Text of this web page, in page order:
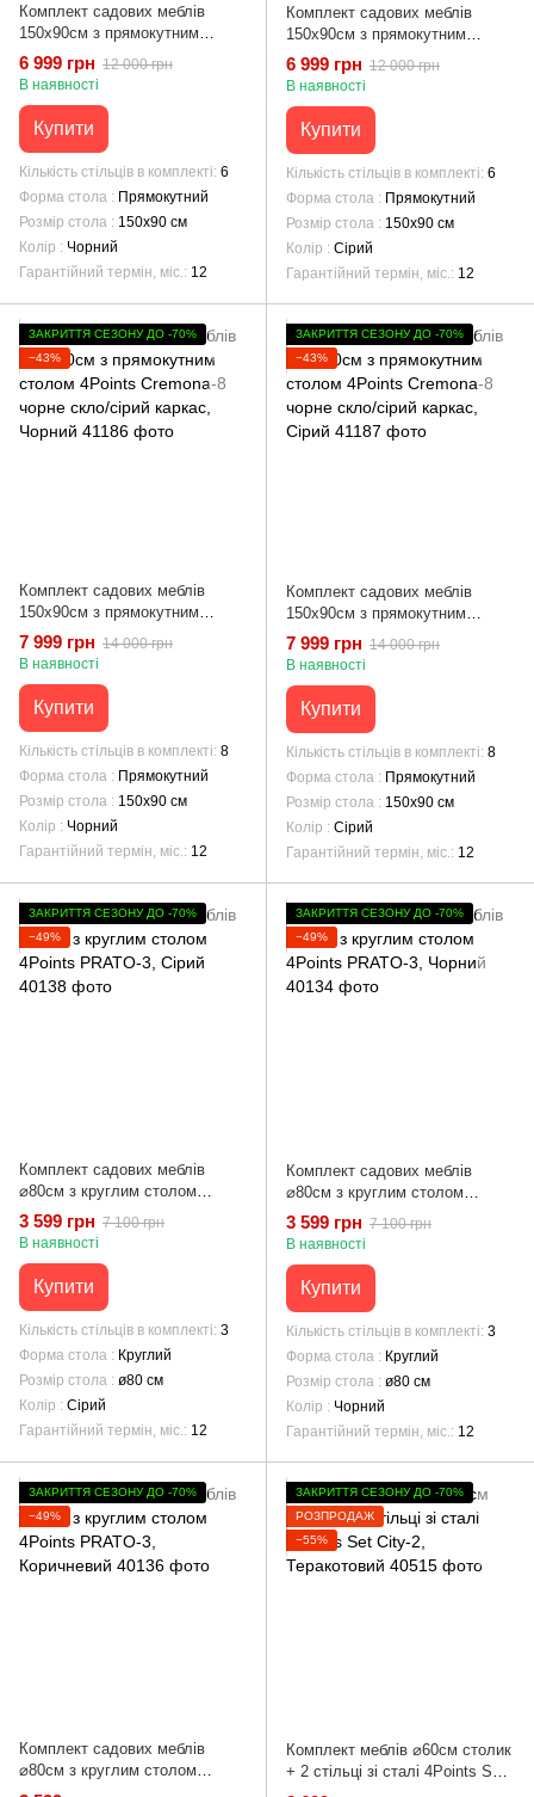
Комплект садових меблів
150х90см з прямокутним
столом 4Points Cremona-6
чорне скло/сірий каркас,
6 999 грн 12 000 грн
В наявності
Купити
Кількість стільців в комплекті 6
Форма стола
Прямокутний
Розмір стола
150х90 см
Колір
Чорний
Гарантійний термін, міс. 12
Комплект садових меблів
150х90см з прямокутним
столом 4Points Cremona-6
чорне скло/сірий каркас, Сірий
6 999 грн 12 000 грн
В наявності
Купити
Кількість стільців в комплекті 6
Форма стола
Прямокутний
Розмір стола
150х90 см
Колір
Сірий
Гарантійний термін, міс. 12
ЗАКРИТТЯ СЕЗОНУ ДО -70%
−43%
Комплект садових меблів
150х90см з прямокутним
столом 4Points Cremona-8
чорне скло/сірий каркас,
7 999 грн 14 000 грн
В наявності
Купити
Кількість стільців в комплекті 8
Форма стола
Прямокутний
Розмір стола
150х90 см
Колір
Чорний
Гарантійний термін, міс. 12
ЗАКРИТТЯ СЕЗОНУ ДО -70%
−43%
Комплект садових меблів
150х90см з прямокутним
столом 4Points Cremona-8
чорне скло/сірий каркас, Сірий
7 999 грн 14 000 грн
В наявності
Купити
Кількість стільців в комплекті 8
Форма стола
Прямокутний
Розмір стола
150х90 см
Колір
Сірий
Гарантійний термін, міс. 12
ЗАКРИТТЯ СЕЗОНУ ДО -70%
−49%
Комплект садових меблів
⌀80см з круглим столом
4Points PRATO-3, Сірий
3 599 грн 7 100 грн
В наявності
Купити
Кількість стільців в комплекті 3
Форма стола
Круглий
Розмір стола
ø80 см
Колір
Сірий
Гарантійний термін, міс. 12
ЗАКРИТТЯ СЕЗОНУ ДО -70%
−49%
Комплект садових меблів
⌀80см з круглим столом
4Points PRATO-3, Чорний
3 599 грн 7 100 грн
В наявності
Купити
Кількість стільців в комплекті 3
Форма стола
Круглий
Розмір стола
ø80 см
Колір
Чорний
Гарантійний термін, міс. 12
ЗАКРИТТЯ СЕЗОНУ ДО -70%
−49%
Комплект садових меблів
⌀80см з круглим столом
4Points PRATO-3, Коричневий
ЗАКРИТТЯ СЕЗОНУ ДО -70%
РОЗПРОДАЖ
−55%
Комплект меблів ⌀60см столик
+ 2 стільці зі сталі 4Points Set
City-2, Теракотовий